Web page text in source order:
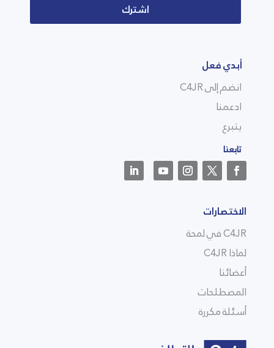
اشترك
أبدي فعل
انضم إلى C4JR
ادعمنا
يتبرع
تابعنا
الاختصارات
C4JR في لمحة
لماذا C4JR
أعضائنا
المصطلحات
أسئلة مكررة